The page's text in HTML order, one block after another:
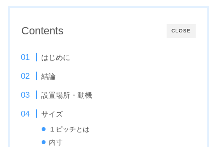
CLOSE
Contents
はじめに
結論
設置場所・動機
サイズ
１ピッチとは
内寸